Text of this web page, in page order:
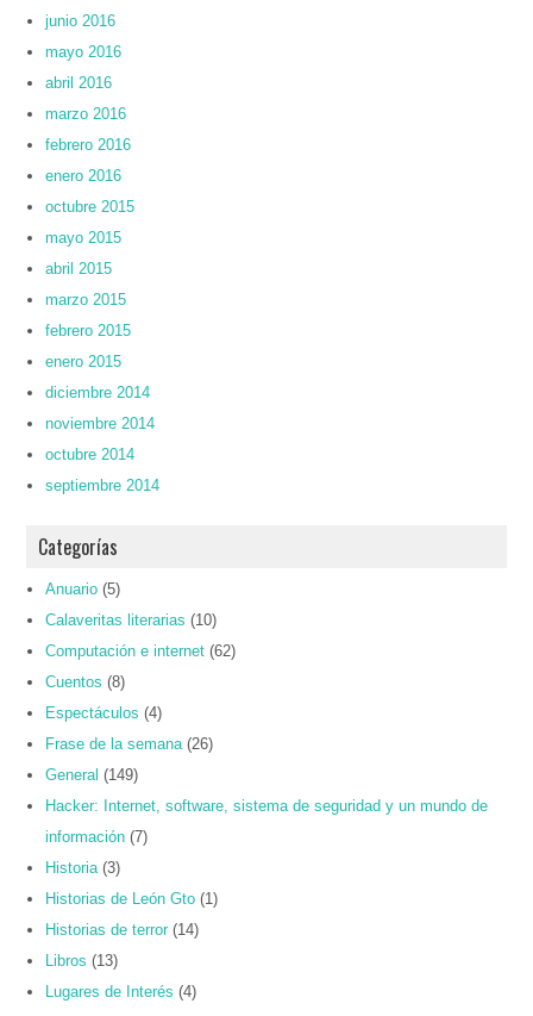
junio 2016
mayo 2016
abril 2016
marzo 2016
febrero 2016
enero 2016
octubre 2015
mayo 2015
abril 2015
marzo 2015
febrero 2015
enero 2015
diciembre 2014
noviembre 2014
octubre 2014
septiembre 2014
Categorías
Anuario (5)
Calaveritas literarias (10)
Computación e internet (62)
Cuentos (8)
Espectáculos (4)
Frase de la semana (26)
General (149)
Hacker: Internet, software, sistema de seguridad y un mundo de
información (7)
Historia (3)
Historias de León Gto (1)
Historias de terror (14)
Libros (13)
Lugares de Interés (4)